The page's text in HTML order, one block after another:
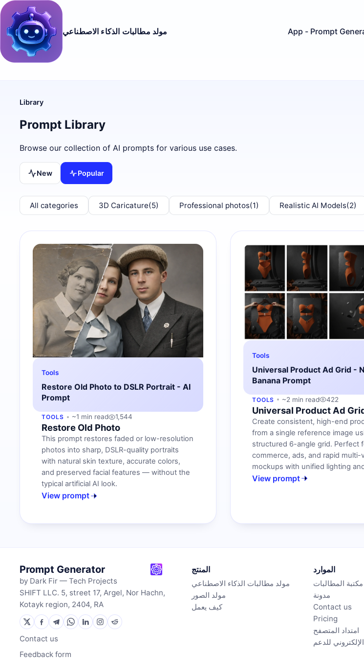
مولد مطالبات الذكاء الاصطناعي App - Prompt
Library
Prompt Library
Browse our collection of AI prompts for various use cases.
New Popular
All categories 3D Caricature(5) Professional photos(1) Realistic AI Models(2)
Tools
Restore Old Photo to DSLR Portrait - AI
Prompt
TOOLS ~1 min read 1,544
Restore Old Photo
This prompt restores faded or low-resolution
photos into sharp, DSLR-quality portraits
with natural skin texture, accurate colors,
and preserved facial features — without the
typical artificial AI look.
View prompt
Tools
Universal Product Ad Grid -
Banana Prompt
TOOLS ~2 min read 422
Universal Product Ad
Create consistent, high-end
from a single reference image
structured 6-angle grid. Perfect
commerce, ads, and rapid multi-
mockups with unified lighting
View prompt
Prompt Generator
by Dark Fir — Tech Projects
SHIFT LLC. 5, street 17, Argel, Nor Hachn,
Kotayk region, 2404, RA
Contact us
Feedback form
المنتج
مولد مطالبات الذكاء الاصطناعي
مولد الصور
كيف يعمل
الموارد
مكتبة المطالبات
مدونة
Contact us
Pricing
امتداد المتصفح
الإلكتروني للدعم